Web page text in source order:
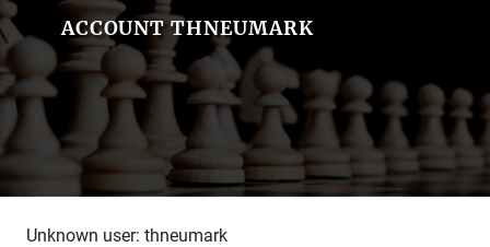
ACCOUNT THNEUMARK
Unknown user: thneumark